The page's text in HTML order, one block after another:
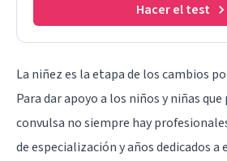
Hacer el test
La niñezes la etapa de los cambios
Para dar apoyo a los niños y niñas
convulsa no siempre hay
de especialización y años dedicados a